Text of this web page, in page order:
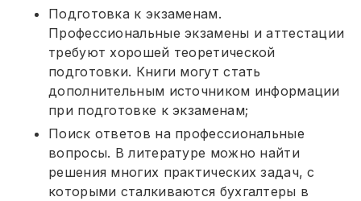
Подготовка к экзаменам.
Профессиональные экзамены и аттестации
требуют хорошей теоретической
подготовки. Книги могут стать
дополнительным источником информации
при подготовке к экзаменам;
Поиск ответов на профессиональные
вопросы. В литературе можно найти
решения многих практических задач, с
которыми сталкиваются бухгалтеры в